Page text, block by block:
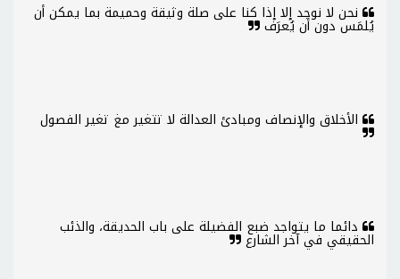
نحن لا نوجد إلا إذا كنا على صلة وثيقة وحميمة بما يمكن أن
يُلمَس دون أن يُعرَف
الأخلاق والإنصاف ومبادئ العدالة لا تتغير مغ تغير الفصول
دائما ما يتواجد ضبع الفضيلة على باب الحديقة، والذئب
الحقيقي في آخر الشارع